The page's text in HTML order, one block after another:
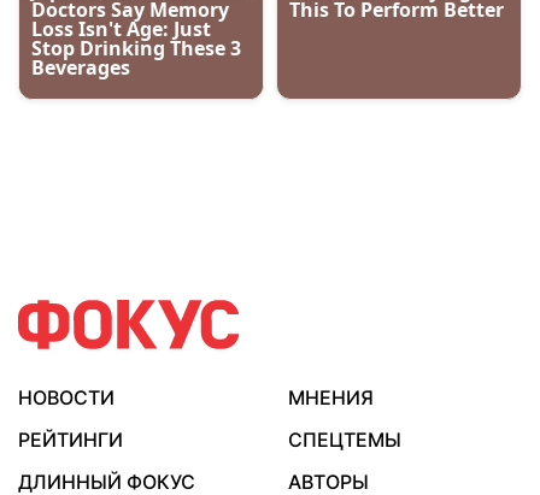
НОВОСТИ
МНЕНИЯ
РЕЙТИНГИ
СПЕЦТЕМЫ
ДЛИННЫЙ ФОКУС
АВТОРЫ